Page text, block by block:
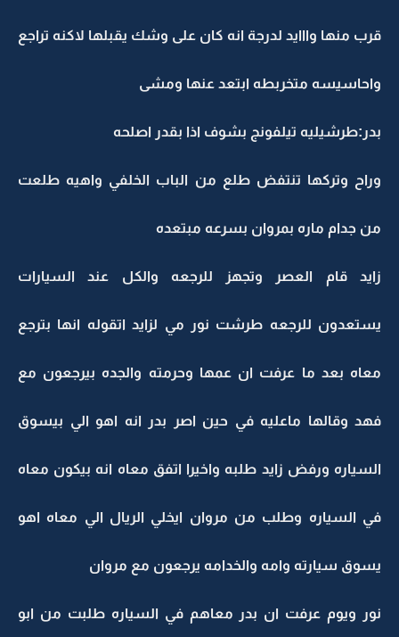
قرب منها وااايد لدرجة انه كان على وشك يقبلها لاكنه تراجع
واحاسيسه متخربطه ابتعد عنها ومشى
بدر:طرشيليه تيلفونج بشوف اذا بقدر اصلحه
وراح وتركها تنتفض طلع من الباب الخلفي واهيه طلعت
من جدام ماره بمروان بسرعه مبتعده
زايد قام العصر وتجهز للرجعه والكل عند السيارات
يستعدون للرجعه طرشت نور مي لزايد اتقوله انها بترجع
معاه بعد ما عرفت ان عمها وحرمته والجده بيرجعون مع
فهد وقالها ماعليه في حين اصر بدر انه اهو الي بيسوق
السياره ورفض زايد طلبه واخيرا اتفق معاه انه بيكون معاه
في السياره وطلب من مروان ايخلي الريال الي معاه اهو
يسوق سيارته وامه والخدامه يرجعون مع مروان
نور ويوم عرفت ان بدر معاهم في السياره طلبت من ابو